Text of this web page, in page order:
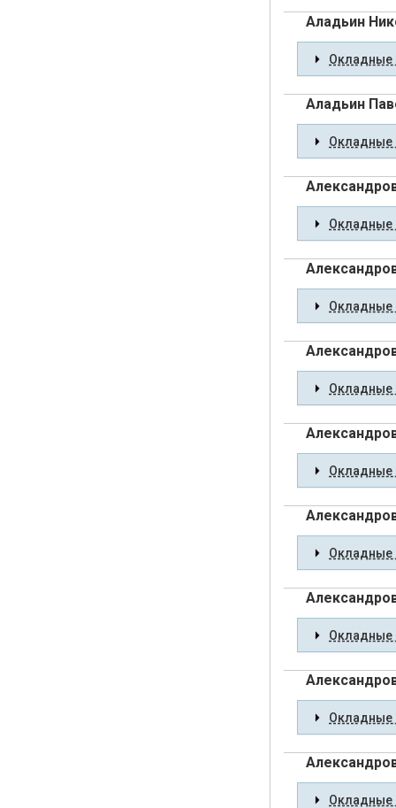
Аладьин
Окладные
Аладьин
Окладные
Окладные
Окладные
Окладные
Окладные
Окладные
Окладные
Окладные
Окладные